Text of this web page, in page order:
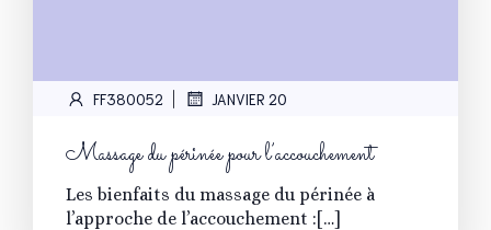
FF380052 | JANVIER 20
Massage du périnée pour l’accouchement
Les bienfaits du massage du périnée à
l’approche de l’accouchement :[…]